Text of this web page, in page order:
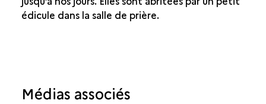
édicule dans la salle de prière.
Médias associés